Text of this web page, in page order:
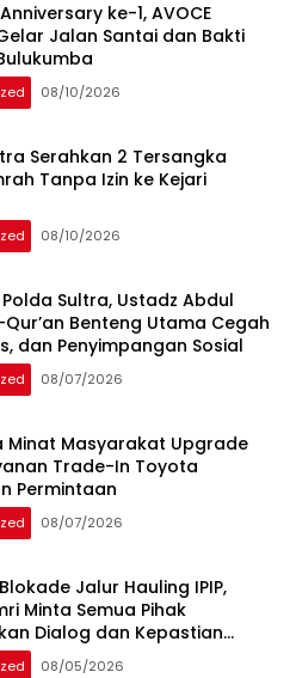
ke-1, AVOCE
Jalan Santai dan Bakti
08/10/2026
Serahkan 2 Tersangka
Tanpa Izin ke Kejari
08/10/2026
Sultra, Ustadz Abdul
Benteng Utama Cegah
dan Penyimpangan Sosial
08/07/2026
Minat Masyarakat Upgrade
Trade-In Toyota
Permintaan
08/07/2026
Jalur Hauling IPIP,
Minta Semua Pihak
Dialog dan Kepastian
08/05/2026